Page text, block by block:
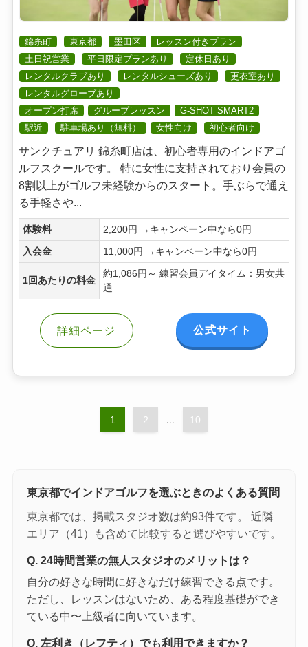
錦糸町 東京都 墨田区
レッスン付きプラン
土日祝営業
平日限定プランあり
定休日あり
レンタルクラブあり
レンタルシューズあり
更衣室あり
レンタルグローブあり
オープン打席
グループレッスン
G-SHOT SMART2
駅近
駐車場あり（無料） 女性向け 初心者向け
サンクチュアリ 錦糸町店は、初心者専用のインドアゴ
ルフスクールです。 特に女性に支持されており会員の
8割以上がゴルフ未経験からのスタート。手ぶらで通え
る手軽さや...
体験料 2,200円 →キャンペーン中なら0円
入会金 11,000円 →キャンペーン中なら0円
1回あたりの料金
約1,086円～ 練習会員デイタイム：男女共
通
詳細ページ 公式サイト
1 2 10
東京都でインドアゴルフを選ぶときのよくある質問
東京都では、掲載スタジオ数は約93件です。 近隣
エリア（41）も含めて比較すると選びやすいです。
Q. 24時間営業の無人スタジオのメリットは？
自分の好きな時間に好きなだけ練習できる点です。
ただし、レッスンはないため、ある程度基礎ができ
ている中〜上級者に向いています。
Q. 左利き（レフティ）でも利用できますか？